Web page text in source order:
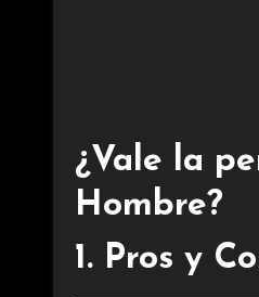
¿Vale la
Hombre?
1. Pros y